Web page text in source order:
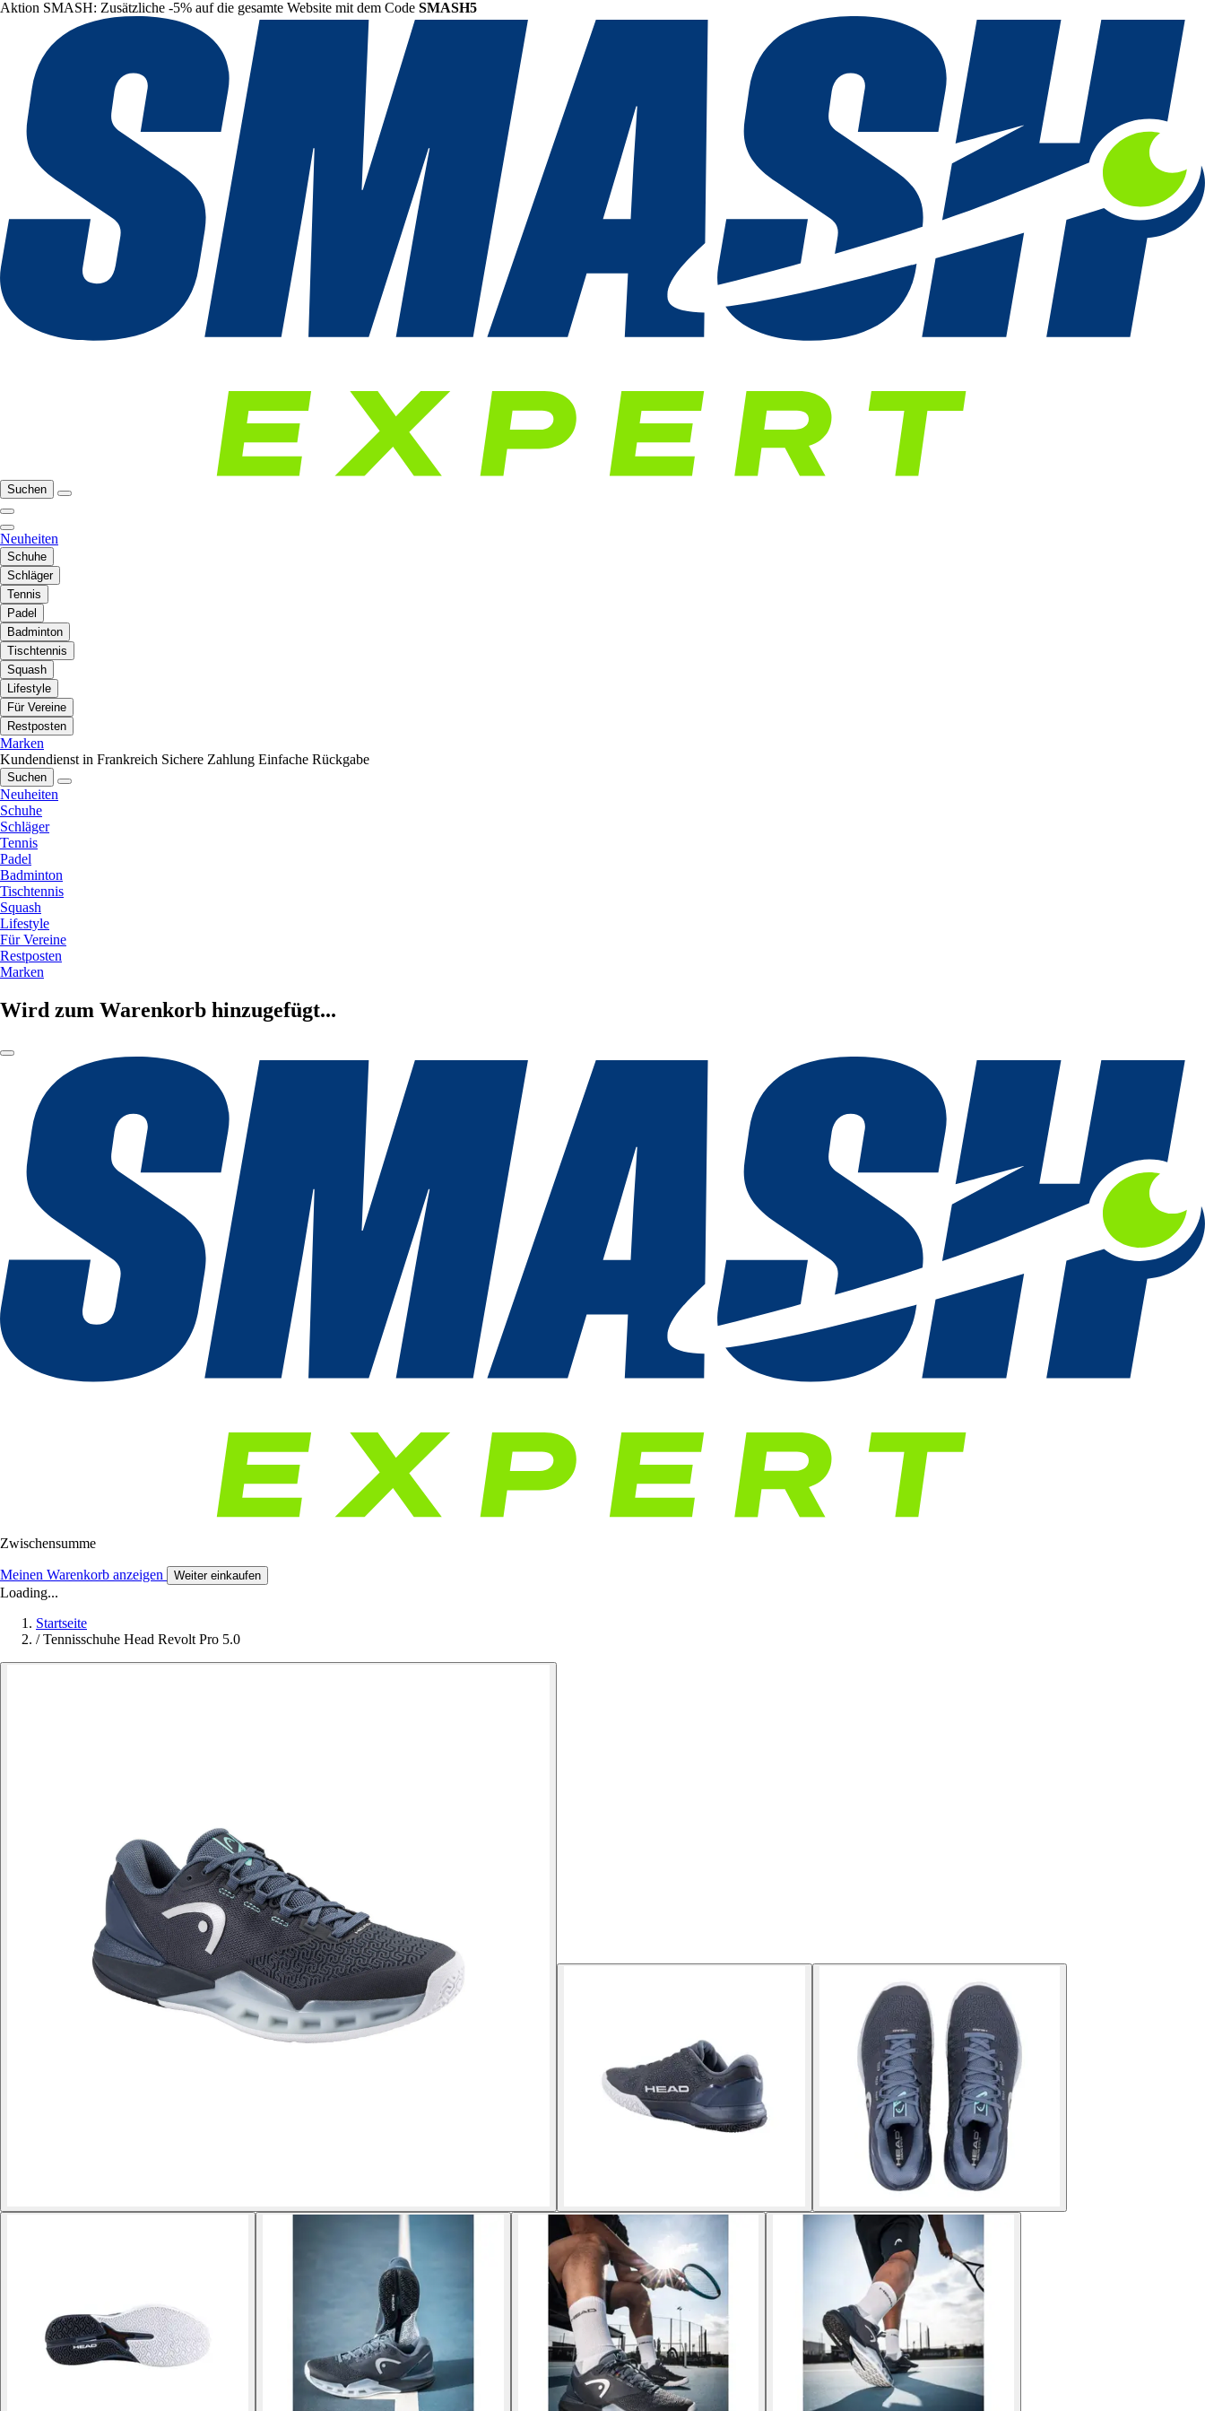
Aktion SMASH: Zusätzliche -5% auf die gesamte Website mit dem Code SMASH5
Suchen
Neuheiten
Schuhe
Schläger
Tennis
Padel
Badminton
Tischtennis
Squash
Lifestyle
Für Vereine
Restposten
Marken
Kundendienst in Frankreich Sichere Zahlung Einfache Rückgabe
Suchen
Neuheiten
Schuhe
Schläger
Tennis
Padel
Badminton
Tischtennis
Squash
Lifestyle
Für Vereine
Restposten
Marken
Wird zum Warenkorb hinzugefügt...
Zwischensumme
Meinen Warenkorb anzeigen Weiter einkaufen
Loading...
Startseite
/ Tennisschuhe Head Revolt Pro 5.0